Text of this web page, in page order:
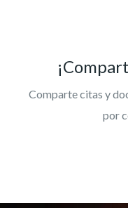
Comparte citas y
por